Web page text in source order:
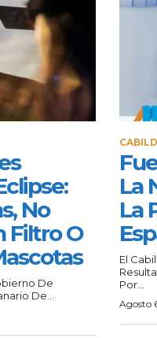
No
Filtro O
De
De...
La
La
El
Por...
Agosto